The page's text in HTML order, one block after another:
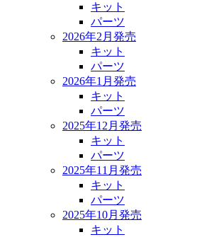
キット
パーツ
2026年2月発売
キット
パーツ
2026年1月発売
キット
パーツ
2025年12月発売
キット
パーツ
2025年11月発売
キット
パーツ
2025年10月発売
キット